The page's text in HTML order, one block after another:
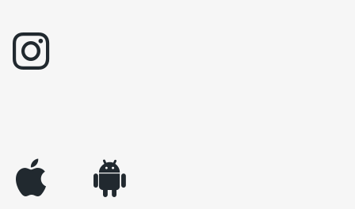
instagram
appleinc android